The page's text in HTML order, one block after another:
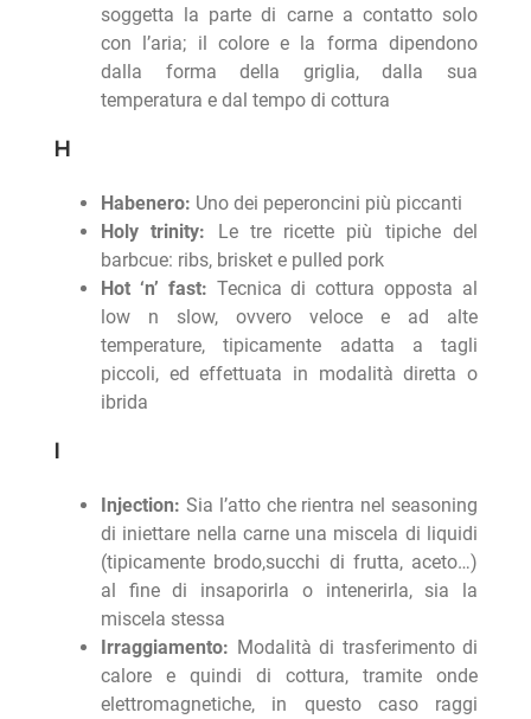
soggetta la parte di carne a contatto solo
con l’aria; il colore e la forma dipendono
dalla forma della griglia, dalla sua
temperatura e dal tempo di cottura
H
Habenero: Uno dei peperoncini più piccanti
Holy trinity: Le tre ricette più tipiche del
barbcue: ribs, brisket e pulled pork
Hot ‘n’ fast: Tecnica di cottura opposta al
low n slow, ovvero veloce e ad alte
temperature, tipicamente adatta a tagli
piccoli, ed effettuata in modalità diretta o
ibrida
I
Injection: Sia l’atto che rientra nel seasoning
di iniettare nella carne una miscela di liquidi
(tipicamente brodo,succhi di frutta, aceto…)
al fine di insaporirla o intenerirla, sia la
miscela stessa
Irraggiamento: Modalità di trasferimento di
calore e quindi di cottura, tramite onde
elettromagnetiche, in questo caso raggi